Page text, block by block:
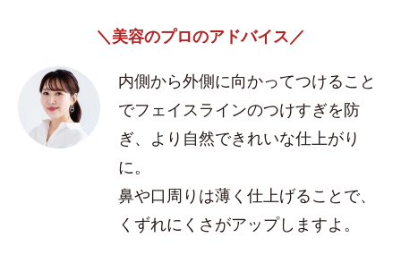
＼美容のプロのアドバイス／
内側から外側に向かってつけること
でフェイスラインのつけすぎを防
ぎ、より自然できれいな仕上がり
に。
鼻や口周りは薄く仕上げることで、
くずれにくさがアップしますよ。